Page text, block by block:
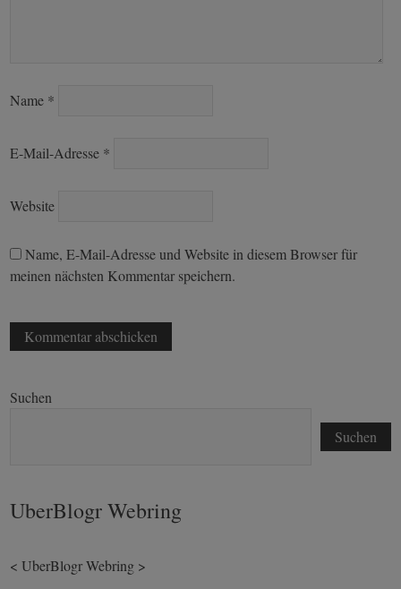
Name *
E-Mail-Adresse *
Website
Name, E-Mail-Adresse und Website in diesem Browser für
meinen nächsten Kommentar speichern.
Suchen
Suchen
UberBlogr Webring
< UberBlogr Webring >